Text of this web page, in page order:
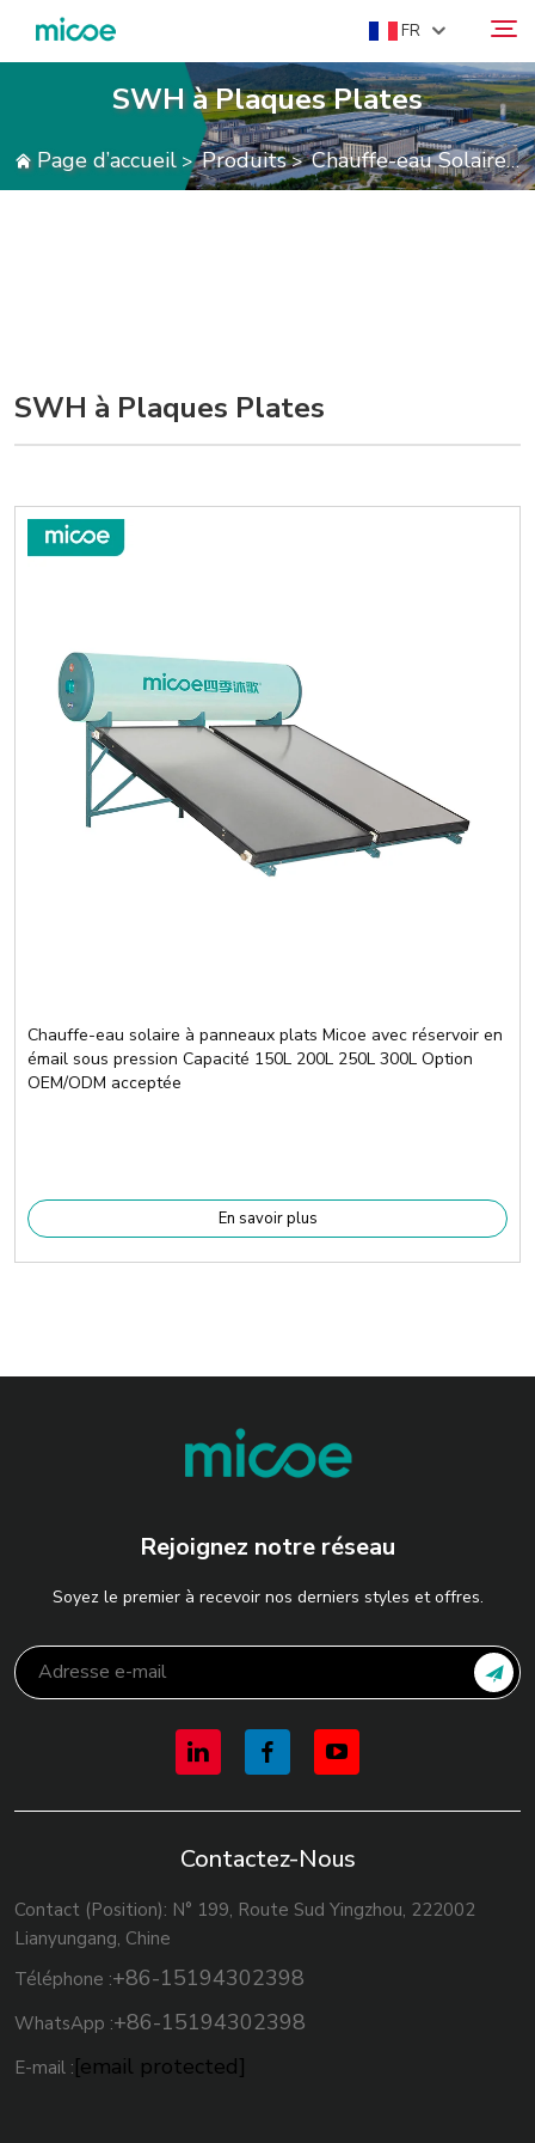
FR
À PROPOS DE NOUS
PRODUITS
Rechercher
SWH à Plaques Plates
Page d’accueil >Produits>Chauffe-eau Solaire>
SWH à Plaques Plates
Chauffe-eau solaire à panneaux plats Micoe avec réservoir en
émail sous pression Capacité 150L 200L 250L 300L Option
OEM/ODM acceptée
En savoir plus
Rejoignez notre réseau
Soyez le premier à recevoir nos derniers styles et offres.
Contactez-Nous
Contact (Position): N° 199, Route Sud Yingzhou, 222002
Lianyungang, Chine
Téléphone :+86-15194302398
WhatsApp :+86-15194302398
E-mail :[email protected]